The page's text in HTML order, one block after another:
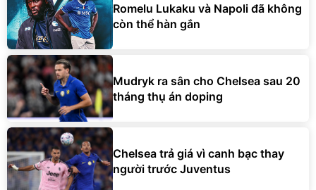
Romelu Lukaku và Napoli đã không
còn thể hàn gắn
Mudryk ra sân cho Chelsea sau 20
tháng thụ án doping
Chelsea trả giá vì canh bạc thay
người trước Juventus